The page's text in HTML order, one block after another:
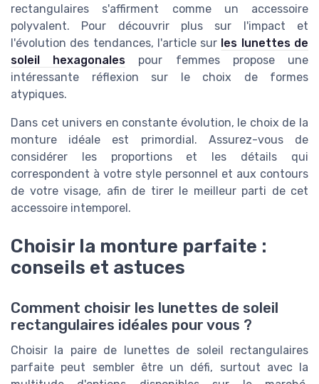
rectangulaires s'affirment comme un accessoire
polyvalent. Pour découvrir plus sur l'impact et
l'évolution des tendances, l'article sur les lunettes de
soleil hexagonales pour femmes propose une
intéressante réflexion sur le choix de formes
atypiques.
Dans cet univers en constante évolution, le choix de la
monture idéale est primordial. Assurez-vous de
considérer les proportions et les détails qui
correspondent à votre style personnel et aux contours
de votre visage, afin de tirer le meilleur parti de cet
accessoire intemporel.
Choisir la monture parfaite :
conseils et astuces
Comment choisir les lunettes de soleil
rectangulaires idéales pour vous ?
Choisir la paire de lunettes de soleil rectangulaires
parfaite peut sembler être un défi, surtout avec la